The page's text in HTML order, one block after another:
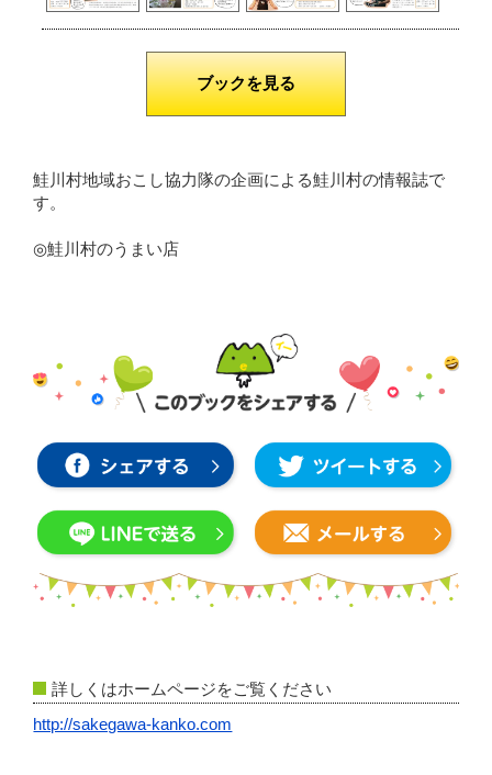
ブックを見る
鮭川村地域おこし協力隊の企画による鮭川村の情報誌で
す。
◎鮭川村のうまい店
詳しくはホームページをご覧ください
http://sakegawa-kanko.com